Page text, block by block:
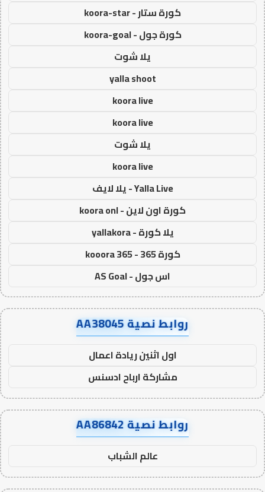
كورة ستار - koora-star
كورة جول - koora-goal
يلا شوت
yalla shoot
koora live
koora live
يلا شوت
koora live
Yalla Live - يلا لايف
كورة اون لاين - koora onl
يلا كورة - yallakora
كورة 365 - kooora 365
اس جول - AS Goal
روابط نصية AA38045
اول اثنين ريادة اعمال
مشاركة ارباح ادسنس
روابط نصية AA86842
عالم الشباب